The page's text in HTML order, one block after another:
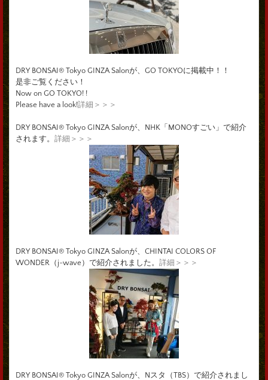
DRY BONSAI® Tokyo GINZA Salonが、GO TOKYOに掲載中！！
是非ご覧ください！
Now on GO TOKYO! !
Please have a look!詳細＞＞＞
DRY BONSAI® Tokyo GINZA Salonが、NHK「MONOすごい」で紹介
されます。 詳細＞＞＞
DRY BONSAI® Tokyo GINZA Salonが、CHINTAI COLORS OF
WONDER（j-wave）で紹介されました。 詳細＞＞＞
DRY BONSAI® Tokyo GINZA Salonが、Nスタ（TBS）で紹介されまし